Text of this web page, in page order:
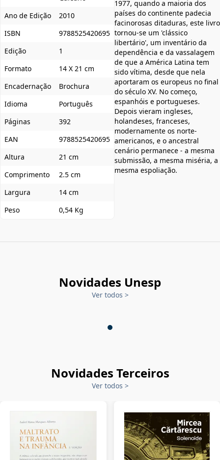
Ano de Edição
2010
ISBN
9788525420695
Edição
1
Formato
14 X 21 cm
Encadernação
Brochura
Idioma
Português
Páginas
392
EAN
9788525420695
Altura
21 cm
Comprimento
2.5 cm
Largura
14 cm
Peso
0,54 Kg
1977, quando a maioria dos
países do continente padecia
facinorosas ditaduras, este livro
tornou-se um 'clássico
libertário', um inventário da
dependência e da vassalagem
de que a América Latina tem
sido vítima, desde que nela
aportaram os europeus no final
do século XV. No começo,
espanhóis e portugueses.
Depois vieram ingleses,
holandeses, franceses,
modernamente os norte-
americanos, e o ancestral
cenário permanece - a mesma
submissão, a mesma miséria, a
mesma espoliação.
Novidades Unesp
Ver todos >
Novidades Terceiros
Ver todos >